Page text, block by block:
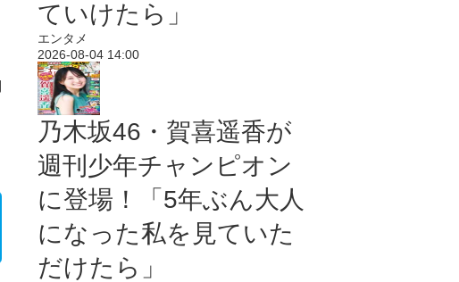
ていけたら」
エンタメ
2026-08-04 14:00
乃木坂46・賀喜遥香が
週刊少年チャンピオン
に登場！「5年ぶん大人
になった私を見ていた
だけたら」